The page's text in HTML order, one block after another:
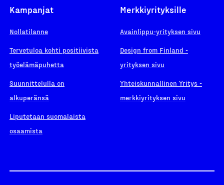
Kampanjat
Nollatilanne
Tervetuloa kohti positiivista
työelämäpuhetta
Suunnittelulla on
alkuperänsä
Liputetaan suomalaista
osaamista
Merkkiyrityksille
Avainlippu-yrityksen sivu
Design from Finland -
yrityksen sivu
Yhteiskunnallinen Yritys -
merkkiyrityksen sivu